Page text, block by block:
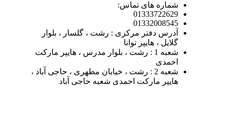
شماره های تماس:
01333722629
01332008545
آدرس دفتر مرکزی : رشت ، گلسار ، بلوار
گلایل ، هایپر توانا
شعبه 1 : رشت ، بلوار مدرس ، هایپر مارکت
احمدی
شعبه 2 : رشت ، خیابان مطهری ، حاجی آباد ،
هایپر مارکت احمدی شعبه حاجی آباد